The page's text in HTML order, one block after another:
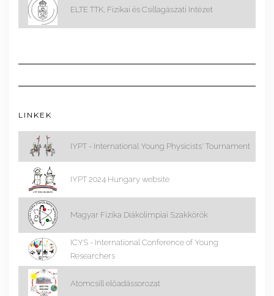
ELTE TTK, Fizikai és Csillagászati Intézet
LINKEK
IYPT - International Young Physicists' Tournament
IYPT 2024 Hungary website
Magyar Fizika Diákolimpiai Szakkörök
ICYS - International Conference of Young
Researchers
Atomcsill előadássorozat